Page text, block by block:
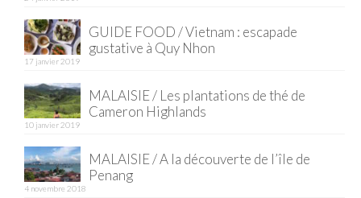
GUIDE FOOD / Vietnam : escapade
gustative à Quy Nhon
17 janvier 2019
MALAISIE / Les plantations de thé de
Cameron Highlands
10 janvier 2019
MALAISIE / A la découverte de l’île de
Penang
4 novembre 2018